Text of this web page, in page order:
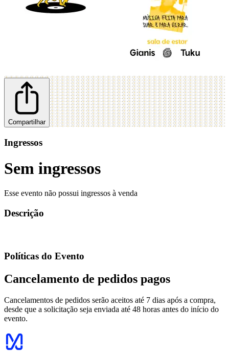
Compartilhar
Ingressos
Sem ingressos
Esse evento não possui ingressos à venda
Descrição
Políticas do Evento
Cancelamento de pedidos pagos
Cancelamentos de pedidos serão aceitos até 7 dias após a compra,
desde que a solicitação seja enviada até 48 horas antes do início do
evento.